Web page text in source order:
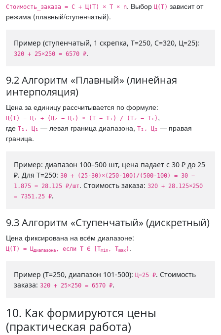
Стоимость_заказа = С + Ц(Т) × Т × n. Выбор Ц(Т) зависит от
режима (плавный/ступенчатый).
Пример (ступенчатый, 1 скрепка, Т=250, С=320, Ц=25):
320 + 25×250 = 6570 ₽.
9.2 Алгоритм «Плавный» (линейная
интерполяция)
Цена за единицу рассчитывается по формуле:
Ц(Т) = Ц₁ + (Ц₂ − Ц₁) × (Т − Т₁) / (Т₂ − Т₁) ,
где Т₁, Ц₁ — левая граница диапазона, Т₂, Ц₂ — правая
граница.
Пример: диапазон 100–500 шт, цена падает с 30 ₽ до 25
₽. Для Т=250: 30 + (25-30)×(250-100)/(500-100) = 30 −
1.875 = 28.125 ₽/шт. Стоимость заказа: 320 + 28.125×250
= 7351.25 ₽.
9.3 Алгоритм «Ступенчатый» (дискретный)
Цена фиксирована на всём диапазоне:
Ц(Т) = Цдиапазона, если Т ∈ [Тmin, Тmax) .
Пример (Т=250, диапазон 101-500): Ц=25 ₽. Стоимость
заказа: 320 + 25×250 = 6570 ₽.
10. Как формируются цены
(практическая работа)